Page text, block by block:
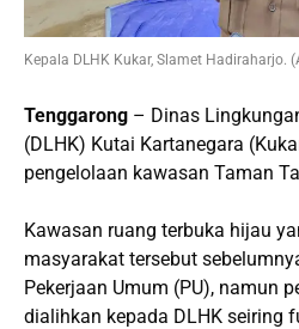
Kepala DLHK Kukar, Slamet Hadiraharjo.
Tenggarong – Dinas
(DLHK) Kutai Kartanegara
pengelolaan kawasan Taman
Kawasan ruang terbuka hijau
masyarakat tersebut
Pekerjaan Umum (PU), namun
dialihkan kepada DLHK seiring